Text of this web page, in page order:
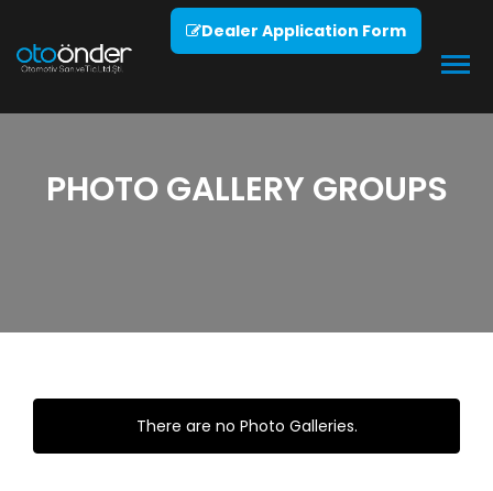
Dealer Application Form
PHOTO GALLERY GROUPS
There are no Photo Galleries.